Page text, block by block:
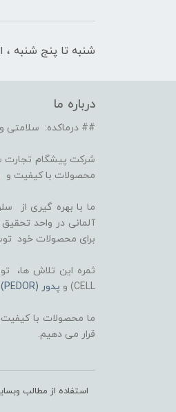
شنبه تا پنج شنبه ، از ساعت 9 الی 17
درباره ما
## درماکده: سلامتی
شرکت پیشگام تجارت
محصولات با کیفیت و
برای محصولات خود
CELL) و
پدور (PEDOR)
ما محصولات با کیفیت
قرار می دهیم.
استفاده از مطالب